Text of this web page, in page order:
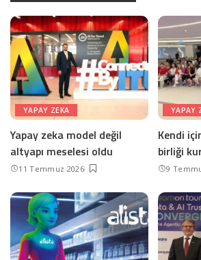
YAPAY ZEKA
Yapay zeka model değil
altyapı meselesi oldu
11 Temmuz 2026
YAPAY
Kendi
birliği
9